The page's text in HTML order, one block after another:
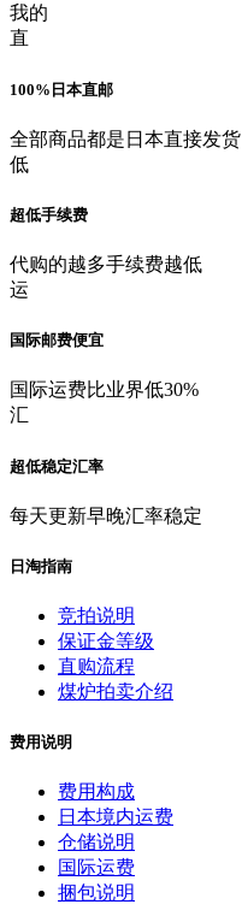
我的
直
100%日本直邮
全部商品都是日本直接发货
低
超低手续费
代购的越多手续费越低
运
国际邮费便宜
国际运费比业界低30%
汇
超低稳定汇率
每天更新早晚汇率稳定
日淘指南
竞拍说明
保证金等级
直购流程
煤炉拍卖介绍
费用说明
费用构成
日本境内运费
仓储说明
国际运费
捆包说明